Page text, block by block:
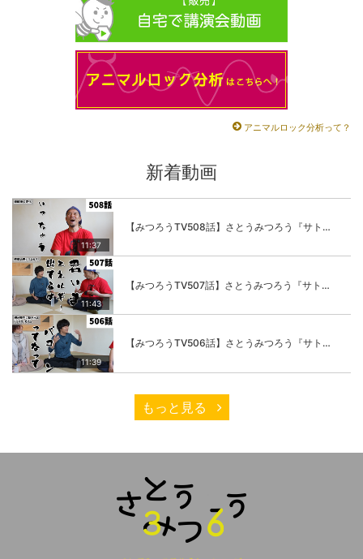
アニマルロック分析って？
新着動画
11:37
【みつろうTV508話】さとうみつろう『サトレル男塾』編④「“毎日”が変わります。楽しく」
11:43
【みつろうTV507話】さとうみつろう『サトレル男塾』編③「快楽は“自分のカラダの内側”にしかない」
11:39
【みつろうTV506話】さとうみつろう『サトレル男塾』編②「不思議な棒をお尻に…」
もっと見る